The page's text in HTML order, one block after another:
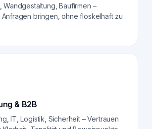
Wandgestaltung, Baufirmen –
bringen, ohne floskelhaft zu
& B2B
IT, Logistik, Sicherheit – Vertrauen